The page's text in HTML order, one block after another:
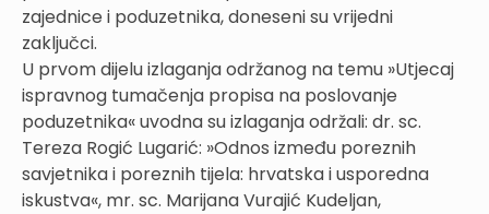
zajednice i poduzetnika, doneseni su vrijedni
zaključci.
U prvom dijelu izlaganja održanog na temu »Utjecaj
ispravnog tumačenja propisa na poslovanje
poduzetnika« uvodna su izlaganja održali: dr. sc.
Tereza Rogić Lugarić: »Odnos između poreznih
savjetnika i poreznih tijela: hrvatska i usporedna
iskustva«, mr. sc. Marijana Vurajić Kudeljan,